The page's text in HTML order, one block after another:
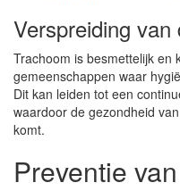
Verspreiding van
Trachoom is besmettelijk en
gemeenschappen waar
Dit kan leiden tot een
waardoor de gezondheid
komt.
Preventie